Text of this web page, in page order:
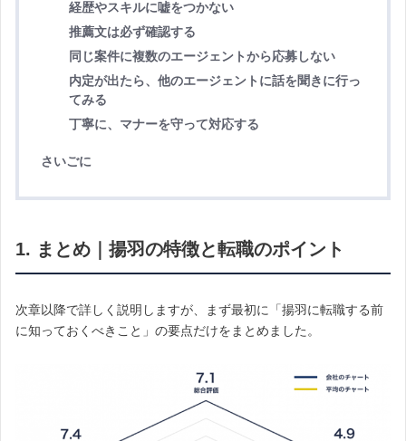
経歴やスキルに嘘をつかない
推薦文は必ず確認する
同じ案件に複数のエージェントから応募しない
内定が出たら、他のエージェントに話を聞きに行っ
てみる
丁寧に、マナーを守って対応する
さいごに
1. まとめ｜揚羽の特徴と転職のポイント
次章以降で詳しく説明しますが、まず最初に「揚羽に転職する前
に知っておくべきこと」の要点だけをまとめました。